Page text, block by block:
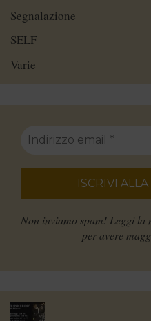
Segnalazione
SELF
Varie
Non inviamo spam! Leggi la
per avere